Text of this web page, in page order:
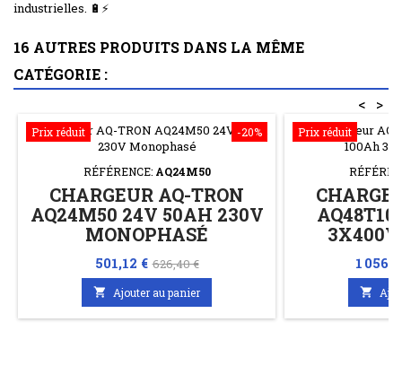
industrielles. 🔋⚡
16 AUTRES PRODUITS DANS LA MÊME
CATÉGORIE :
>
<
-20%
Prix réduit
RÉFÉRENCE: AQ24M50
CHARGEUR AQ-TRON
AQ24M50 24V 50AH 230V
MONOPHASÉ
Prix
501,12 € Prix
base
626,40 €
 Ajouter au panier
Prix réduit
Prix
1
